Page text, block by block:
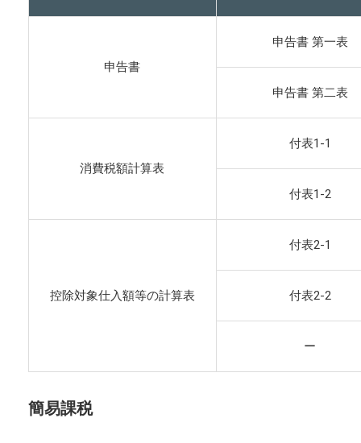
申告書
申告書 第一表
申告書 第二表
消費税額計算表
付表1-1
付表1-2
控除対象仕入額等の計算表
付表2-1
付表2-2
ー
簡易課税